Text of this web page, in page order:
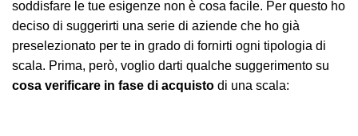
soddisfare le tue esigenze non è cosa facile. Per questo ho
deciso di suggerirti una serie di aziende che ho già
preselezionato per te in grado di fornirti ogni tipologia di
scala. Prima, però, voglio darti qualche suggerimento su
cosa verificare in fase di acquisto di una scala: